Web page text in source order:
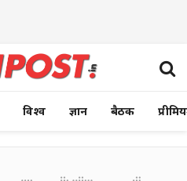
विश्व ज्ञान बैठक